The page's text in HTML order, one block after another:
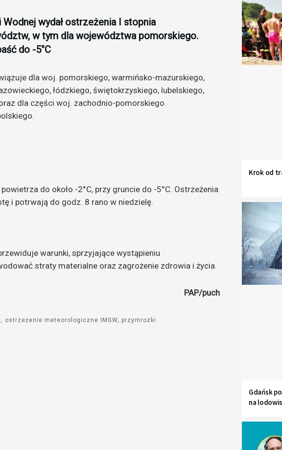
wydał ostrzeżenia I stopnia
w tym dla województwa pomorskiego.
do -5°C
dla woj. pomorskiego, warmińsko-mazurskiego,
łódzkiego, świętokrzyskiego, lubelskiego,
dla części woj. zachodnio-pomorskiego
do około -2°C, przy gruncie do -5°C. Ostrzeżenia
i potrwają do godz. 8 rano w niedzielę.
warunki, sprzyjające wystąpieniu
straty materialne oraz zagrożenie zdrowia i życia.
PAP/puch
ostrzeżenie meteorologiczne IMGW przymrozki
Krok od
Gdańsk
na